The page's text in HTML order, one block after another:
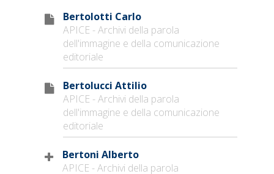
Bertolotti Carlo
APICE - Archivi della parola
dell'immagine e della comunicazione
editoriale
Bertolucci Attilio
APICE - Archivi della parola
dell'immagine e della comunicazione
editoriale
Bertoni Alberto
APICE - Archivi della parola